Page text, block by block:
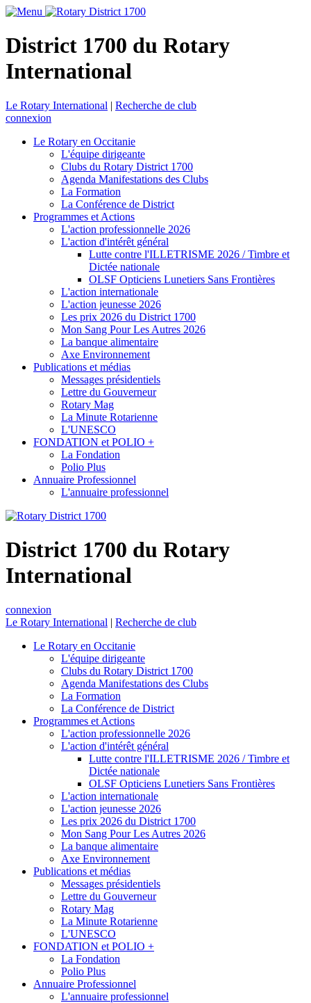
District 1700 du Rotary
International
Le Rotary International | Recherche de club
connexion
Le Rotary en Occitanie
L'équipe dirigeante
Clubs du Rotary District 1700
Agenda Manifestations des Clubs
La Formation
La Conférence de District
Programmes et Actions
L'action professionnelle 2026
L'action d'intérêt général
Lutte contre l'ILLETRISME 2026 / Timbre et
Dictée nationale
OLSF Opticiens Lunetiers Sans Frontières
L'action internationale
L'action jeunesse 2026
Les prix 2026 du District 1700
Mon Sang Pour Les Autres 2026
La banque alimentaire
Axe Environnement
Publications et médias
Messages présidentiels
Lettre du Gouverneur
Rotary Mag
La Minute Rotarienne
L'UNESCO
FONDATION et POLIO +
La Fondation
Polio Plus
Annuaire Professionnel
L'annuaire professionnel
District 1700 du Rotary
International
connexion
Le Rotary International | Recherche de club
Le Rotary en Occitanie
L'équipe dirigeante
Clubs du Rotary District 1700
Agenda Manifestations des Clubs
La Formation
La Conférence de District
Programmes et Actions
L'action professionnelle 2026
L'action d'intérêt général
Lutte contre l'ILLETRISME 2026 / Timbre et
Dictée nationale
OLSF Opticiens Lunetiers Sans Frontières
L'action internationale
L'action jeunesse 2026
Les prix 2026 du District 1700
Mon Sang Pour Les Autres 2026
La banque alimentaire
Axe Environnement
Publications et médias
Messages présidentiels
Lettre du Gouverneur
Rotary Mag
La Minute Rotarienne
L'UNESCO
FONDATION et POLIO +
La Fondation
Polio Plus
Annuaire Professionnel
L'annuaire professionnel